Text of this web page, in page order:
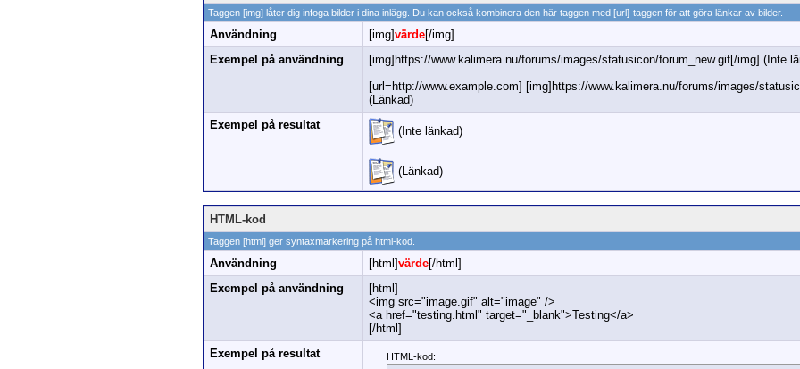
Taggen [img] låter dig infoga bilder i dina inlägg. Du kan också kombinera den här taggen med [url]-taggen för att göra länkar av bilder.
Användning [img]värde[/img]
Exempel på användning
[img]https://www.kalimera.nu/forums/images/statusicon/forum_new.gif[/img] (Inte
[url=http://www.example.com] [img]https://www.kalimera.nu/forums/images/
(Länkad)
Exempel på resultat
(Inte länkad)
(Länkad)
HTML-kod
Taggen [html] ger syntaxmarkering på html-kod.
Användning [html]värde[/html]
Exempel på användning
[html]
<img src="image.gif" alt="image" />
<a href="testing.html" target="_blank">Testing</a>
[/html]
Exempel på resultat
HTML-kod: